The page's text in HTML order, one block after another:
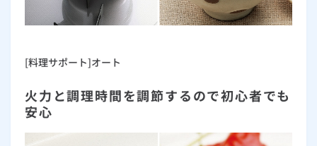
[料理サポート]オート
火力と調理時間を調節するので初心者でも
安心